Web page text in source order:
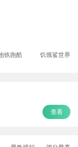
铁跑酷 饥饿鲨世界
查看